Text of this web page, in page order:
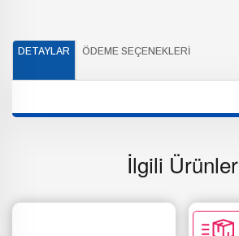
DETAYLAR ÖDEME SEÇENEKLERI
İlgili Ürünler